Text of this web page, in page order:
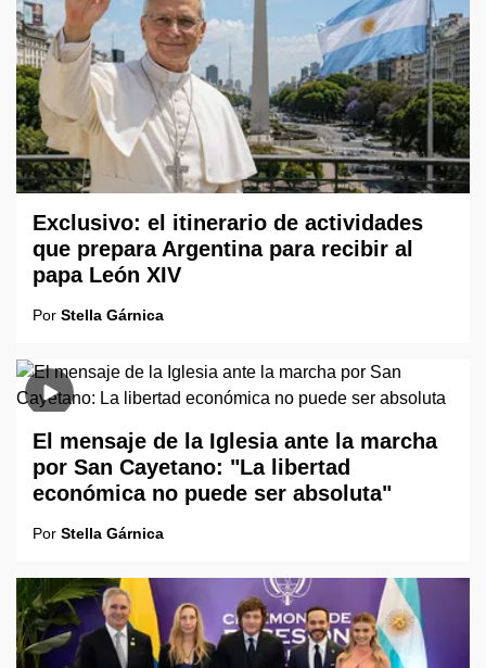
Exclusivo: el itinerario de actividades
que prepara Argentina para recibir al
papa León XIV
Por Stella Gárnica
El mensaje de la Iglesia ante la marcha
por San Cayetano: "La libertad
económica no puede ser absoluta"
Por Stella Gárnica